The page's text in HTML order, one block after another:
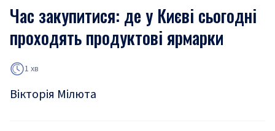
Час закупитися: де у Києві сьогодні
проходять продуктові ярмарки
1 хв
Вікторія Мілюта